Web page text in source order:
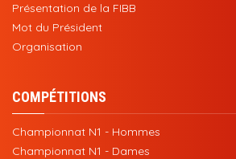
Présentation de la FIBB
Mot du Président
Organisation
COMPÉTITIONS
Championnat N1 - Hommes
Championnat N1 - Dames